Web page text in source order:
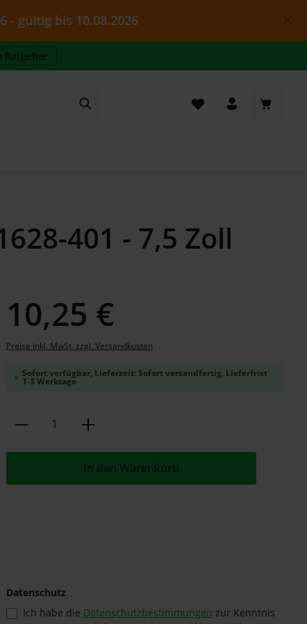
10.08.2026
Ratgeber
401 - 7,5 Zoll
10,25 €
Preise inkl. MwSt. zzgl. Versandkosten
Sofort verfügbar, Lieferzeit: Sofort versandfertig, Lieferfrist
1-3 Werktage
Produkt Anzahl: Gib den
In den Warenkorb
Datenschutz
Ich habe die Datenschutzbestimmungen zur Kenntnis